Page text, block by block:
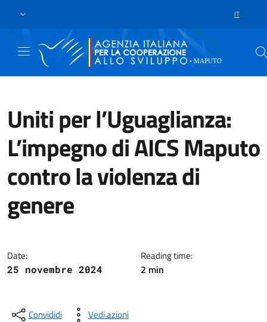
IT
Uniti per l’Uguaglianza:
L’impegno di AICS Maputo
contro la violenza di
genere
Date:
25 novembre 2024
Reading time:
2 min
Convididi Vedi azioni